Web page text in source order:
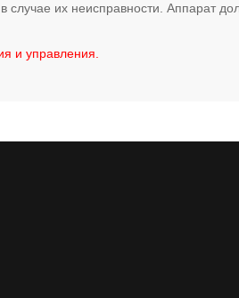
их неисправности. Аппарат
и управления.